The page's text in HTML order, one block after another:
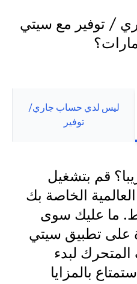
/ توفير مع سيتي
ليس لدي حساب جاري/
توفير
قم بتشغيل
الخاصة بك
ما عليك سوى
على تطبيق سيتي
المتحرك لبدء
بالمزايا